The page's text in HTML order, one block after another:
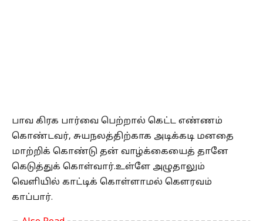
பாவ கிரக பார்வை பெற்றால் கெட்ட எண்ணம்
கொண்டவர், சுயநலத்திற்காக அடிக்கடி மனதை
மாற்றிக் கொண்டு தன் வாழ்க்கையைத் தானே
கெடுத்துக் கொள்வார்.உள்ளே அழுதாலும்
வெளியில் காட்டிக் கொள்ளாமல் கௌரவம்
காப்பார்.